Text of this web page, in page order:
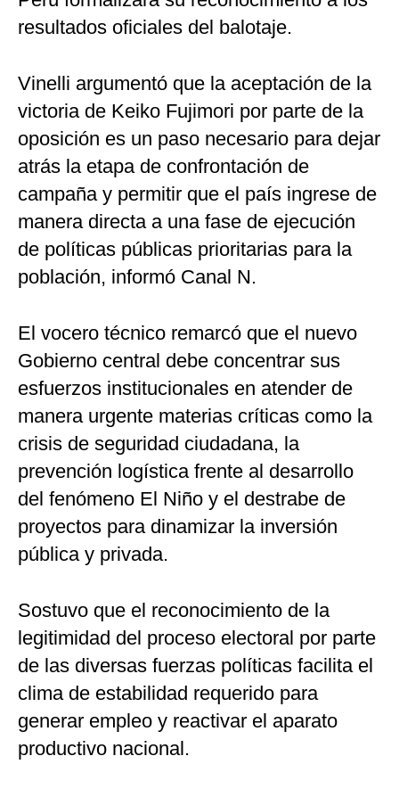
resultados oficiales del balotaje.
Vinelli argumentó que la aceptación de la
victoria de Keiko Fujimori por parte de la
oposición es un paso necesario para dejar
atrás la etapa de confrontación de
campaña y permitir que el país ingrese de
manera directa a una fase de ejecución
de políticas públicas prioritarias para la
población, informó Canal N.
El vocero técnico remarcó que el nuevo
Gobierno central debe concentrar sus
esfuerzos institucionales en atender de
manera urgente materias críticas como la
crisis de seguridad ciudadana, la
prevención logística frente al desarrollo
del fenómeno El Niño y el destrabe de
proyectos para dinamizar la inversión
pública y privada.
Sostuvo que el reconocimiento de la
legitimidad del proceso electoral por parte
de las diversas fuerzas políticas facilita el
clima de estabilidad requerido para
generar empleo y reactivar el aparato
productivo nacional.